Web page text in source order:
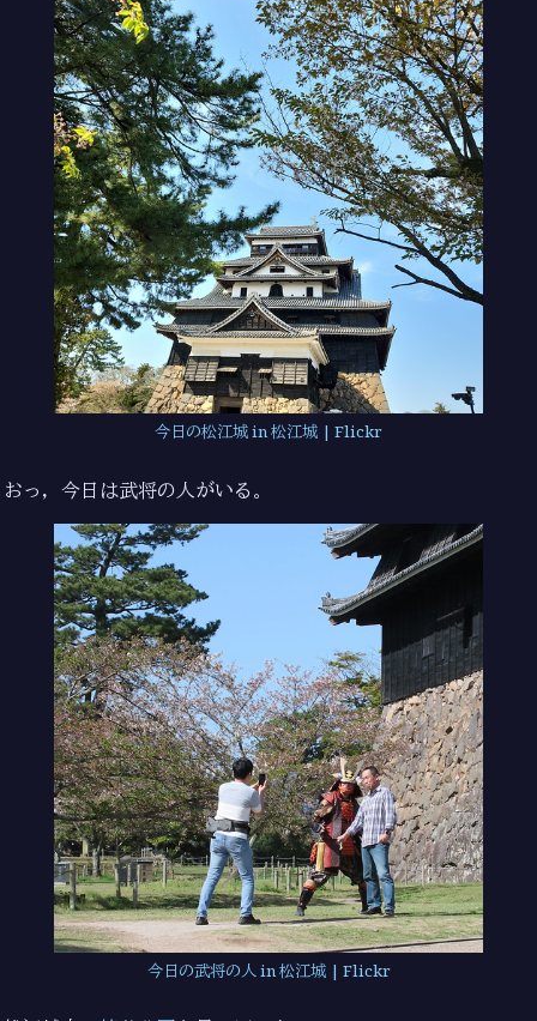
今日の松江城 in 松江城 | Flickr
おっ，今日は武将の人がいる。
今日の武将の人 in 松江城 | Flickr